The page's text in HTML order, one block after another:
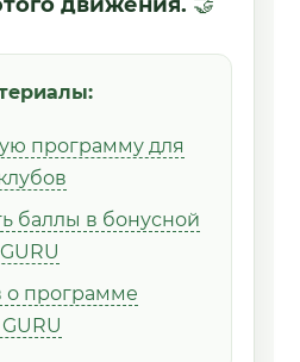
программу для
баллы в бонусной
о программе